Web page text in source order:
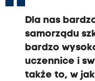
Dla nas
samorządu
bardzo
uczennice i
także to, w